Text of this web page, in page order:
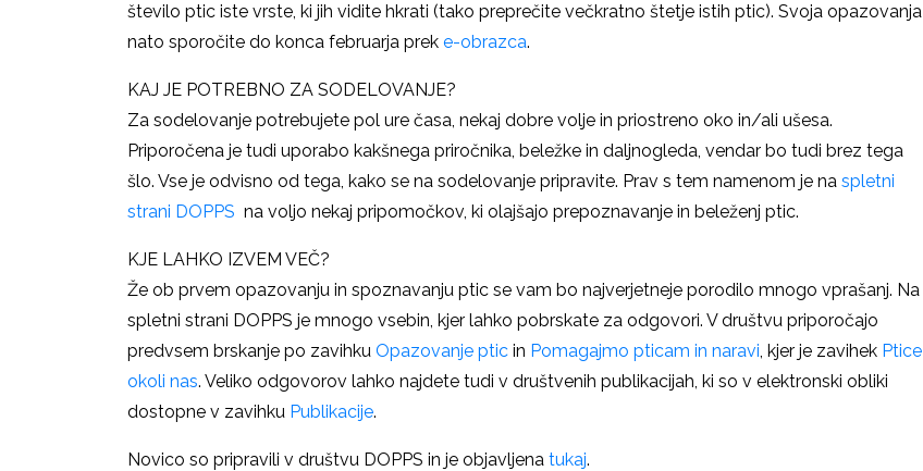
število ptic iste vrste, ki jih vidite hkrati (tako preprečite večkratno štetje istih ptic). Svoja opazovanja
nato sporočite do konca februarja prek e-obrazca.
KAJ JE POTREBNO ZA SODELOVANJE?
Za sodelovanje potrebujete pol ure časa, nekaj dobre volje in priostreno oko in/ali ušesa.
Priporočena je tudi uporabo kakšnega priročnika, beležke in daljnogleda, vendar bo tudi brez tega
šlo. Vse je odvisno od tega, kako se na sodelovanje pripravite. Prav s tem namenom je na spletni
strani DOPPS na voljo nekaj pripomočkov, ki olajšajo prepoznavanje in beleženj ptic.
KJE LAHKO IZVEM VEČ?
Že ob prvem opazovanju in spoznavanju ptic se vam bo najverjetneje porodilo mnogo vprašanj. Na
spletni strani DOPPS je mnogo vsebin, kjer lahko pobrskate za odgovori. V društvu priporočajo
predvsem brskanje po zavihku Opazovanje ptic in Pomagajmo pticam in naravi, kjer je zavihek Ptice
okoli nas. Veliko odgovorov lahko najdete tudi v društvenih publikacijah, ki so v elektronski obliki
dostopne v zavihku Publikacije.
Novico so pripravili v društvu DOPPS in je objavljena tukaj.